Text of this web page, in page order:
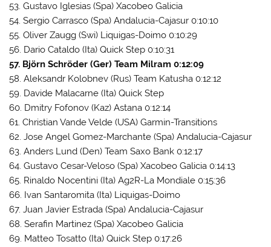
53. Gustavo Iglesias (Spa) Xacobeo Galicia
54. Sergio Carrasco (Spa) Andalucia-Cajasur 0:10:10
55. Oliver Zaugg (Swi) Liquigas-Doimo 0:10:29
56. Dario Cataldo (Ita) Quick Step 0:10:31
57. Björn Schröder (Ger) Team Milram 0:12:09
58. Aleksandr Kolobnev (Rus) Team Katusha 0:12:12
59. Davide Malacarne (Ita) Quick Step
60. Dmitry Fofonov (Kaz) Astana 0:12:14
61. Christian Vande Velde (USA) Garmin-Transitions
62. Jose Angel Gomez-Marchante (Spa) Andalucia-Cajasur
63. Anders Lund (Den) Team Saxo Bank 0:12:17
64. Gustavo Cesar-Veloso (Spa) Xacobeo Galicia 0:14:13
65. Rinaldo Nocentini (Ita) Ag2R-La Mondiale 0:15:36
66. Ivan Santaromita (Ita) Liquigas-Doimo
67. Juan Javier Estrada (Spa) Andalucia-Cajasur
68. Serafin Martinez (Spa) Xacobeo Galicia
69. Matteo Tosatto (Ita) Quick Step 0:17:26